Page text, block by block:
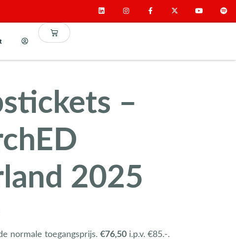
–
2025
normale toegangsprijs. €76,50i.p.v. €85.-.